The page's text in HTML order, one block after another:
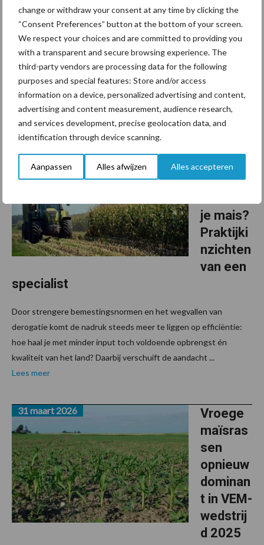
change or withdraw your consent at any time by clicking the
“Consent Preferences” button at the bottom of your screen.
We respect your choices and are committed to providing you
with a transparent and secure browsing experience. The
third-party vendors are processing data for the following
purposes and special features: Store and/or access
information on a device, personalized advertising and content,
advertising and content measurement, audience research,
and services development, precise geolocation data, and
identification through device scanning.
Aanpassen Alles afwijzen Alles accepteren
dium
Yara heeft de biostimulant YaraAmplix Optivi geïntroduceerd
gebruik in het 4-6 bladstadium, waarin de aanleg van de
kolfstructuur plaatsvindt en de plant gevoelig is voor ...
Lees meer
je meer
voederw
je mais?
Praktijki
nzichten
van een
specialist
7 april 2026
Door strengere bemestingsnormen en het wegvallen van
derogatie komt de nadruk steeds meer te liggen op efficiëntie:
hoe haal je met minder input toch voldoende opbrengst én
kwaliteit van het land? Daarbij verschuift de aandacht ...
Lees meer
Vroege
maïsras
sen
opnieuw
dominan
t in VEM-
wedstrij
d 2025
31 maart 2026